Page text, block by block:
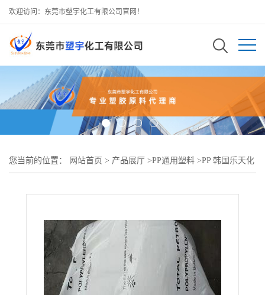
欢迎访问：东莞市塑宇化工有限公司官网！
您当前的位置： 网站首页 > 产品展厅 >PP通用塑料 >PP 韩国乐天化